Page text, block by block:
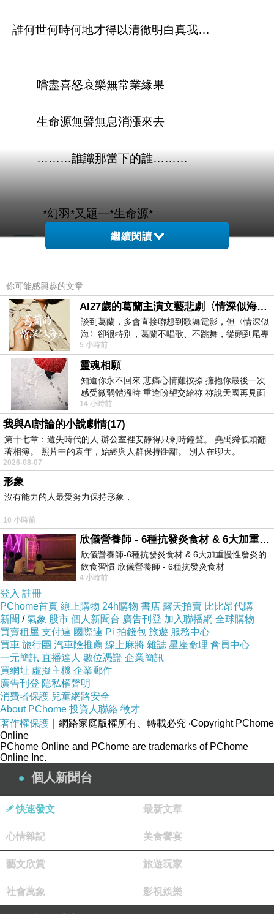
誰何世何時何地才得以清徹明白真我…
嚐盡喜怒哀樂無常業緣果
生命源無聲無息消漲來去
………誰識那當下的誰………
*幻羽*又題一*生命源*
上一篇：*幻羽*再題一*生命源*
下一篇：*幻羽*捻題~*輪迴*~
繼續閱讀
你可能感興趣的文章
AI27歲的葛蘭主演文藝悲劇〈情深似海〉 #戀上老電影 #葛蘭 #粟子
談到葛蘭，多會直接聯想到歌舞電影，但〈情深似
海〉卻很特別，葛蘭不唱歌、不跳舞，從頭到尾專
心演戲。拍攝期間，經常工作超過12個鐘
5 小時前
靈魂相願
知道你永不回來 悲痛心情難按捺 擁抱你最後一次
感受微弱體溫時 重逢盼望交給祢 祢說天國再見面
此刻忍淚說別離 他日靈魂再
14 小時前
我與AI討論的小說劇情(17)
第十七章：遺失時代的人 辦公室裡安靜得只剩時鐘聲。 堯禹舜低頭翻
著相簿。 照片中的袁年，始終與人群保持距離。 別人在聊天。
2026-08-07
形象
沒有能力的人最愛努力保持形象，
10 小時前
欣儀營養師 - 6種抗發炎食材 & 6大加重慢性發炎的飲食習慣
欣儀營養師-6種抗發炎食材 & 6大加重慢性發炎的
飲食習慣 欣儀營養師 - 6種抗發炎食材
https://www.facebook.com/photo/?fbid=147
4 小時前
登入 註冊
PChome首頁 線上購物 24h購物 書店 露天拍賣 比比昂代購
新聞 /氣象 股市 個人新聞台 廣告刊登 加入聯播網 全球購物
買賣租屋 支付連 國際連 Pi 拍錢包 旅遊 服務中心
買車 旅行團 汽車險推薦 線上麻將 雜誌 星座命理 會員中心
一元簡訊 直播達人 數位憑證 企業簡訊
買網址 虛擬主機 企業郵件
廣告刊登 隱私權聲明
消費者保護 兒童網路安全
About PChome 投資人聯絡 徵才
著作權保護 ｜網路家庭版權所有、轉載必究 ‧Copyright PChome
Online
PChome Online and PChome are trademarks of PChome
Online Inc.
個人新聞台
快速發文 最新文章
心情雜記 美食饗宴
藝文欣賞 旅遊玩家
社會萬象 影視娛樂